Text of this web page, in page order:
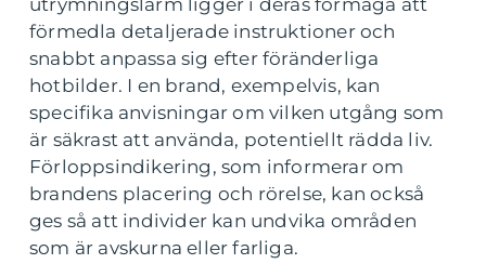
utrymningslarm ligger i deras förmåga att
förmedla detaljerade instruktioner och
snabbt anpassa sig efter föränderliga
hotbilder. I en brand, exempelvis, kan
specifika anvisningar om vilken utgång som
är säkrast att använda, potentiellt rädda liv.
Förloppsindikering, som informerar om
brandens placering och rörelse, kan också
ges så att individer kan undvika områden
som är avskurna eller farliga.